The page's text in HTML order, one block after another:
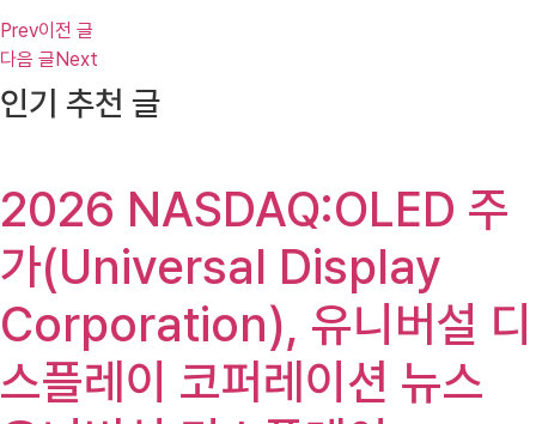
Prev이전 글
다음 글 Next
인기 추천 글
2026 NASDAQ:OLED 주
가(Universal Display
Corporation), 유니버설 디
스플레이 코퍼레이션 뉴스